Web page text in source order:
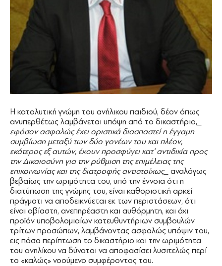
Η καταλυτική γνώμη του ανήλικου παιδιού, δέον όπως
ανυπερθέτως λαμβάνεται υπόψη από το δικαστήριο,_
εφόσον ασφαλώς έχει οριστικά διασπαστεί η έγγαμη
συμβίωση μεταξύ των δύο γονέων του και πλέον,
εκάτερος εξ αυτών, έχουν προσφύγει κατ’ αντιδικία προς
την Δικαιοσύνη για την ρύθμιση της επιμέλειας της
επικοινωνίας και της διατροφής αντιστοίχως_ αναλόγως
βεβαίως την ωριμότητα του, υπό την έννοια ότι η
διατύπωση της γνώμης του, είναι καθοριστική αρκεί
πράγματι να αποδεικνύεται εκ των περιστάσεων, ότι
είναι αβίαστη, ανεπηρέαστη και αυθόρμητη, και όχι
προϊόν υποβολομιαίων κατευθυντήριων συμβουλών
τρίτων προσώπων, λαμβάνοντας ασφαλώς υπόψιν του,
εις πάσα περίπτωση το δικαστήριο και την ωριμότητα
του ανηλίκου να δύναται να αποφασίσει λυσιτελώς περί
το «καλώς» νοούμενο συμφέροντος του.